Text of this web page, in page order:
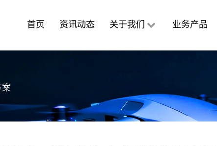
首页 资讯动态 关于我们 业务产品